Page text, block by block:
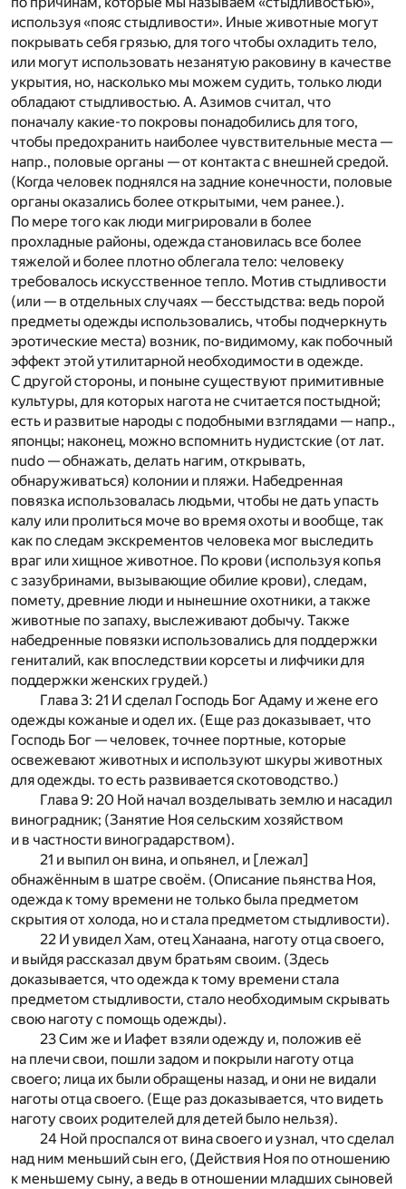
используя «пояс стыдливости». Иные животные могут
покрывать себя грязью, для того чтобы охладить тело,
или могут использовать незанятую раковину в качестве
укрытия, но, насколько мы можем судить, только люди
обладают стыдливостью. А. Азимов считал, что
поначалу какие-то покровы понадобились для того,
чтобы предохранить наиболее чувствительные места —
напр., половые органы — от контакта с внешней средой.
(Когда человек поднялся на задние конечности, половые
органы оказались более открытыми, чем ранее.).
По мере того как люди мигрировали в более
прохладные районы, одежда становилась все более
тяжелой и более плотно облегала тело: человеку
требовалось искусственное тепло. Мотив стыдливости
(или — в отдельных случаях — бесстыдства: ведь порой
предметы одежды использовались, чтобы подчеркнуть
эротические места) возник, по-видимому, как побочный
эффект этой утилитарной необходимости в одежде.
С другой стороны, и поныне существуют примитивные
культуры, для которых нагота не считается постыдной;
есть и развитые народы с подобными взглядами — напр.,
японцы; наконец, можно вспомнить нудистские (от лат.
nudo — обнажать, делать нагим, открывать,
обнаруживаться) колонии и пляжи. Набедренная
повязка использовалась людьми, чтобы не дать упасть
калу или пролиться моче во время охоты и вообще, так
как по следам экскрементов человека мог выследить
враг или хищное животное. По крови (используя копья
с зазубринами, вызывающие обилие крови), следам,
помету, древние люди и нынешние охотники, а также
животные по запаху, выслеживают добычу. Также
набедренные повязки использовались для поддержки
гениталий, как впоследствии корсеты и лифчики для
поддержки женских грудей.)
Глава 3: 21 И сделал Господь Бог Адаму и жене его
одежды кожаные и одел их. (Еще раз доказывает, что
Господь Бог — человек, точнее портные, которые
освежевают животных и используют шкуры животных
для одежды. то есть развивается скотоводство.)
Глава 9: 20 Ной начал возделывать землю и насадил
виноградник; (Занятие Ноя сельским хозяйством
и в частности виноградарством).
21 и выпил он вина, и опьянел, и [лежал]
обнажённым в шатре своём. (Описание пьянства Ноя,
одежда к тому времени не только была предметом
скрытия от холода, но и стала предметом стыдливости).
22 И увидел Хам, отец Ханаана, наготу отца своего,
и выйдя рассказал двум братьям своим. (Здесь
доказывается, что одежда к тому времени стала
предметом стыдливости, стало необходимым скрывать
свою наготу с помощь одежды).
23 Сим же и Иафет взяли одежду и, положив её
на плечи свои, пошли задом и покрыли наготу отца
своего; лица их были обращены назад, и они не видали
наготы отца своего. (Еще раз доказывается, что видеть
наготу своих родителей для детей было нельзя).
24 Ной проспался от вина своего и узнал, что сделал
над ним меньший сын его, (Действия Ноя по отношению
к меньшему сыну, а ведь в отношении младших сыновей